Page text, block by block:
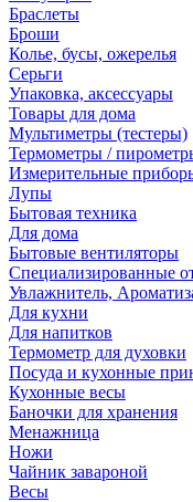
Браслеты
Броши
Колье, бусы, ожерелья
Серьги
Упаковка, аксессуары
Товары для дома
Мультиметры (тестеры)
Термометры /
Измерительные
Лупы
Бытовая техника
Для дома
Бытовые вентиляторы
Специализированные
Увлажнитель,
Для кухни
Для напитков
Термометр для духовки
Посуда и кухонные
Кухонные весы
Баночки для хранения
Менажница
Ножи
Чайник завароной
Весы